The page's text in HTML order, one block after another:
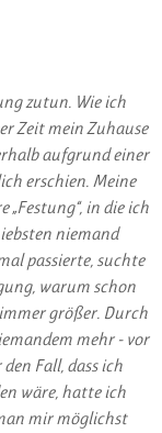
zutun. Wie ich
Zeit mein Zuhause
aufgrund einer
erschien. Meine
in die ich
niemand
passierte, suchte
warum schon
größer. Durch
mehr - vor
Fall, dass ich
wäre, hatte ich
mir möglichst